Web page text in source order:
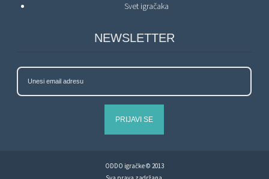
Svet igračaka
NEWSLETTER
PRIJAVI SE
ODDO igračke © 2013